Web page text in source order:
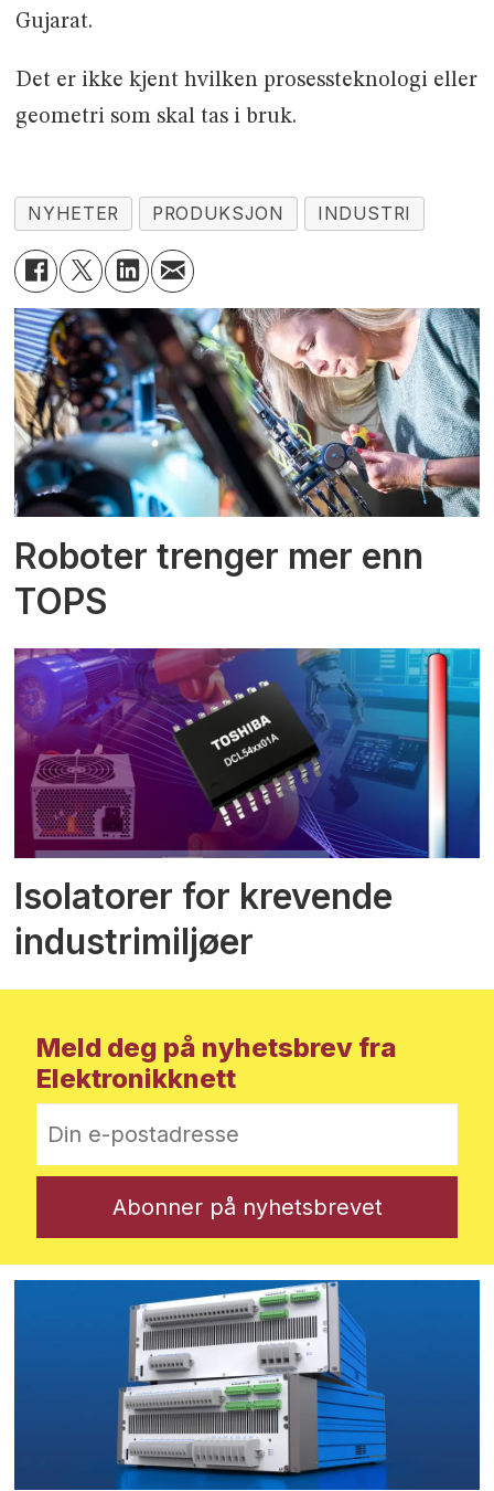
Gujarat.
Det er ikke kjent hvilken prosessteknologi eller
geometri som skal tas i bruk.
NYHETER PRODUKSJON INDUSTRI
Roboter trenger mer enn
TOPS
Isolatorer for krevende
industrimiljøer
Meld deg på nyhetsbrev fra
Elektronikknett